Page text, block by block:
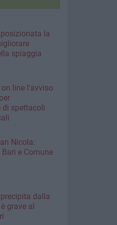
la
spiaggia
line l'avviso
di spettacoli
Nicola:
e Comune
dalla
grave al